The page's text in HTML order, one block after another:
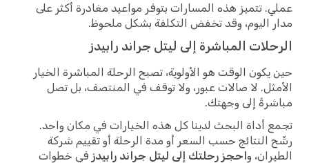
عملي. تتميز هذه المسارات بتوفر مواعيد مغادرة أكثر على
مدار اليوم، وقد تخفض التكلفة بشكل ملحوظ.
الرحلات المباشرة إلى ليتل جراند رابيدز
حين يكون الوقت هو الأولوية، تصبح الرحلة المباشرة الخيار
الأمثل. لا صالات عبور، ولا توقف في المنتصف، بل تصل
مباشرةً إلى وجهتك.
تجمع أداة البحث لدينا كل هذه الخيارات في مكان واحد.
رشّح النتائج حسب السعر أو مدة الرحلة أو تقييم شركة
الطيران، واحجز رحلتك إلى ليتل جراند رابيدز في خطوات